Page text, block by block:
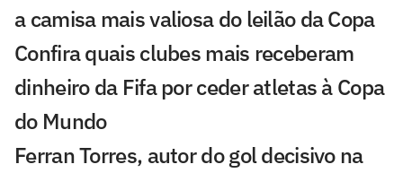
a camisa mais valiosa do leilão da Copa
Confira quais clubes mais receberam
dinheiro da Fifa por ceder atletas à Copa
do Mundo
Ferran Torres, autor do gol decisivo na